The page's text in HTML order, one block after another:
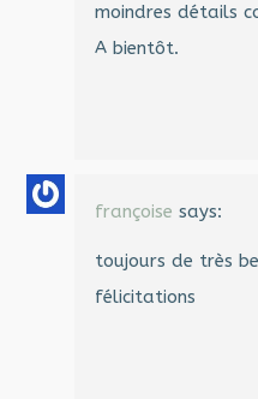
moindres détails
A bientôt.
françoise says:
toujours de très
félicitations